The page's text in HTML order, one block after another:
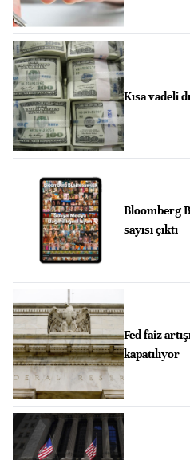
Kısa vadeli
Bloomberg
sayısı çıktı
Fed faiz
kapatılıyor